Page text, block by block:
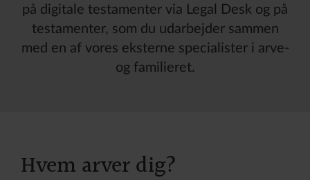
på digitale testamenter via Legal Desk og på
testamenter, som du udarbejder sammen
med en af vores eksterne specialister i arve-
og familieret.
Hvem arver dig?